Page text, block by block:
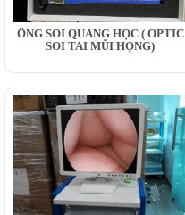
ỐNG SOI QUANG HỌC ( OPTIC
SOI TAI MŨI HỌNG)